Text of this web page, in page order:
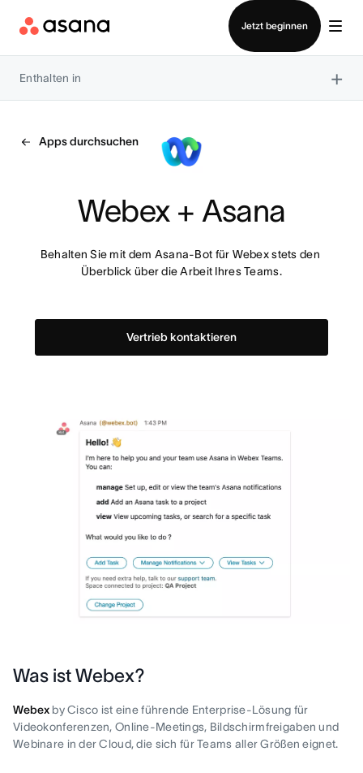
Jetzt beginnen
Vertrieb kontaktieren
Enthalten in ×
Apps durchsuchen
Webex + Asana
Behalten Sie mit dem Asana-Bot für Webex stets den
Überblick über die Arbeit Ihres Teams.
Vertrieb kontaktieren
Was ist Webex?
Webex by Cisco ist eine führende Enterprise-Lösung für
Videokonferenzen, Online-Meetings, Bildschirmfreigaben und
Webinare in der Cloud, die sich für Teams aller Größen eignet.